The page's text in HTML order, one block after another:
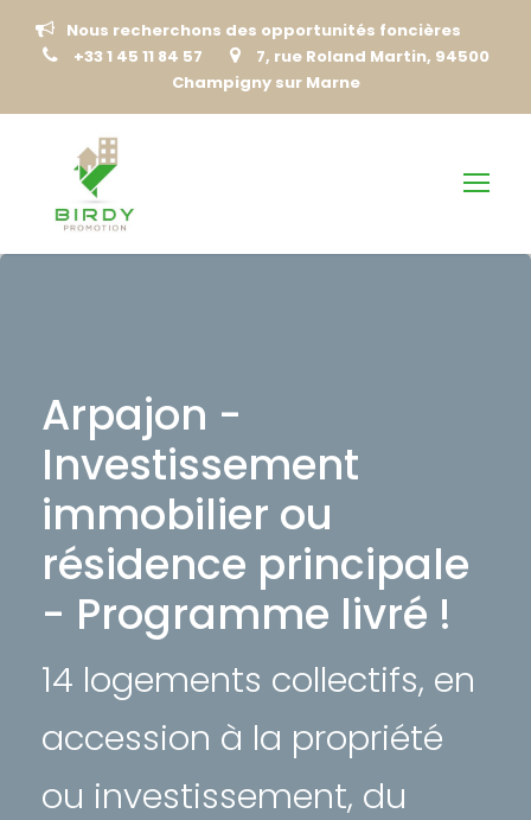
Nous recherchons des opportunités foncières
+33 1 45 11 84 57
7, rue Roland Martin, 94500
Champigny sur Marne
Arpajon -
Investissement
immobilier ou
résidence principale
- Programme livré !
14 logements collectifs, en
accession à la propriété
ou investissement, du